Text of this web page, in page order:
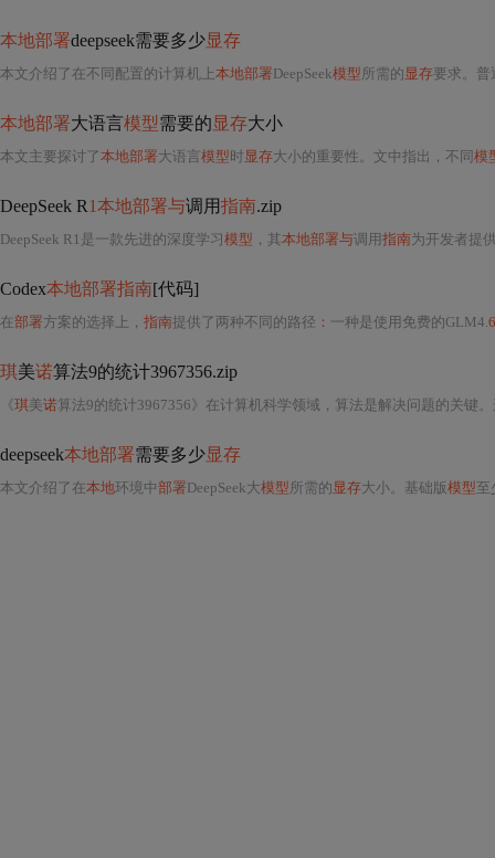
本地部署deepseek需要多少显存
本文介绍了在不同配置的计算机上本地部署DeepSeek模型所需的显存要求。普
本地部署大语言模型需要的显存大小
本文主要探讨了本地部署大语言 模型 时显存大小的重要性。文中指出，不同模
DeepSeek R1本地部署与调用指南.zip
DeepSeek R1是一款先进的深度学习模型 ，其本地部署与调用指南为开发者提
Codex本地部署指南[代码]
在部署方案的选择上， 指南提供了两种不同的路径 ： 一种是使用免费的GLM4.
琪美诺算法9的统计3967356.zip
《琪美诺算法9的统计3967356》在计算机科学领域，算法是解决问题的关键
deepseek本地部署需要多少显存
本文介绍了在本地环境中部署DeepSeek大模型所需的显存大小。基础版模型至